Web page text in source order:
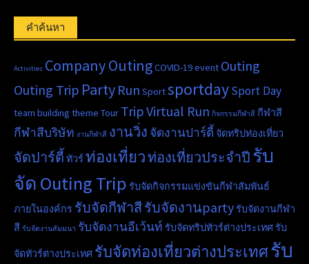
คำค้นหา
Activities Company OutingCOVID-19event Outing
Outing Trip Party Run SportsportdaySport Day
team building theme Tour TripVirtual Run กิจกรรมกีฬาสี กีฬาสี
กีฬาสีบริษัท งานกีฬาสี งานวิ่ง จัดงานปาร์ตี้ จัดทริปท่องเที่ยว
จัดปาร์ตี้ ทัวร์ท่องเที่ยวท่องเที่ยวประจำปี รับ
จัด Outing Trip รับจัดกิจกรรมแข่งขันกีฬาสัมพันธ์
ภายในองค์กร รับจัดกีฬาสีรับจัดงานpartyรับจัดงานกีฬา
สี รับจัดงานสัมมนา รับจัดงานอีเว้นท์ รับจัดทริปทัวร์ต่างประเทศรับ
จัดทัวร์ต่างประเทศ รับจัดท่องเที่ยวต่างประเทศรับ